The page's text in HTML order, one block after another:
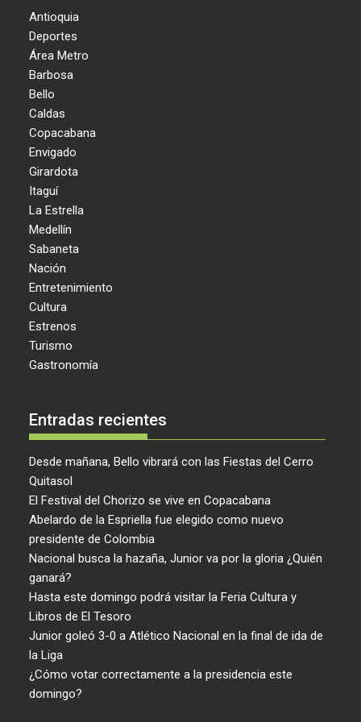
Antioquia
Deportes
Área Metro
Barbosa
Bello
Caldas
Copacabana
Envigado
Girardota
Itaguí
La Estrella
Medellín
Sabaneta
Nación
Entretenimiento
Cultura
Estrenos
Turismo
Gastronomía
Entradas recientes
Desde mañana, Bello vibrará con las Fiestas del Cerro
Quitasol
El Festival del Chorizo se vive en Copacabana
Abelardo de la Espriella fue elegido como nuevo
presidente de Colombia
Nacional busca la hazaña, Junior va por la gloria ¿Quién
ganará?
Hasta este domingo podrá visitar la Feria Cultura y
Libros de El Tesoro
Junior goleó 3-0 a Atlético Nacional en la final de ida de
la Liga
¿Cómo votar correctamente a la presidencia este
domingo?